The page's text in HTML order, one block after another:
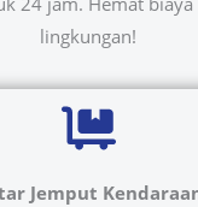
lingkungan!
Jemput